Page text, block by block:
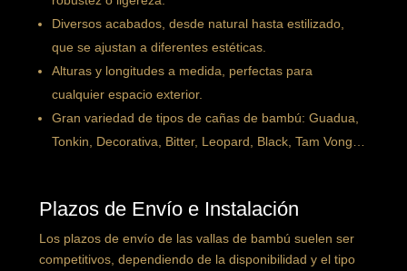
Diversos acabados, desde natural hasta estilizado,
que se ajustan a diferentes estéticas.
Alturas y longitudes a medida, perfectas para
cualquier espacio exterior.
Gran variedad de tipos de cañas de bambú: Guadua,
Tonkin, Decorativa, Bitter, Leopard, Black, Tam Vong…
Plazos de Envío e Instalación
Los plazos de envío de las vallas de bambú suelen ser
competitivos, dependiendo de la disponibilidad y el tipo